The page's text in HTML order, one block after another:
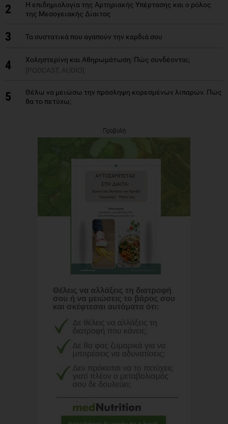
2
Η επιδημιολογία της Αρτηριακής Υπέρτασης και ο ρόλος
της Μεσογειακής Δίαιτας
3 Τα συστατικά που αγαπούν την καρδιά σου
4
Χοληστερίνη και Αθηρωμάτωση: Πώς συνδέονται;
[PODCAST, AUDIO]
5
Θέλω να μειώσω την πρόσληψη κορεσμένων λιπαρών. Πώς
θα το πετύχω;
Προβολή